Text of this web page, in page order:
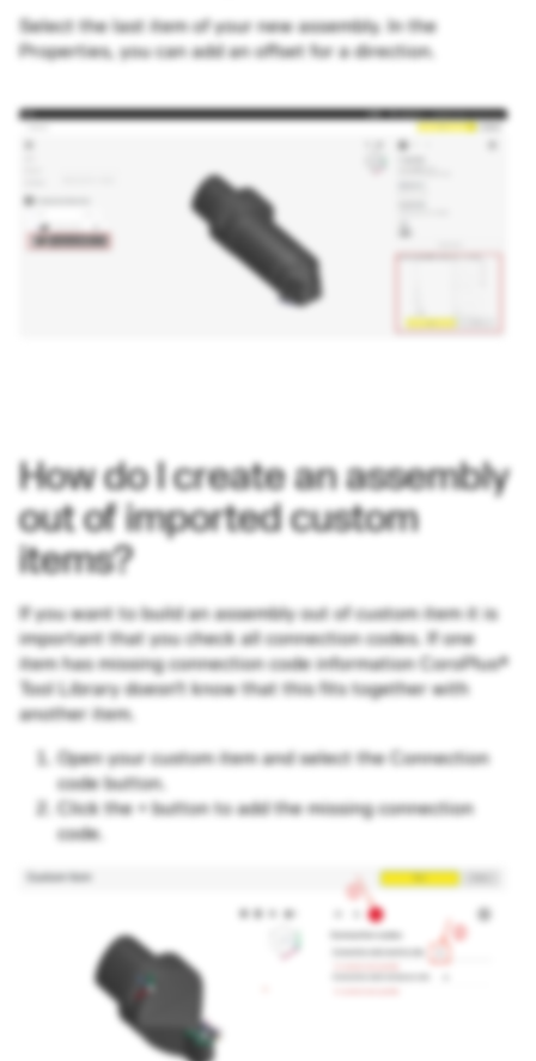
Select the last item of your new assembly. In the
Properties, you can add an offset for a direction.
How do I create an assembly
out of imported custom
items?
If you want to build an assembly out of custom item it is
important that you check all connection codes. If one
item has missing connection code information CoroPlus®
Tool Library doesn’t know that this fits together with
another item.
Open your custom item and select the Connection
code button.
Click the + button to add the missing connection
code.